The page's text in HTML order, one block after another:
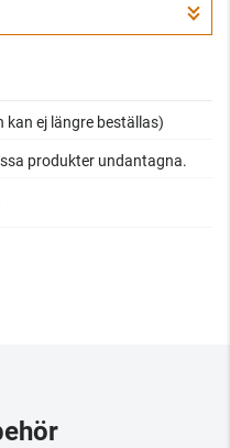
ej längre beställas)
produkter undantagna.